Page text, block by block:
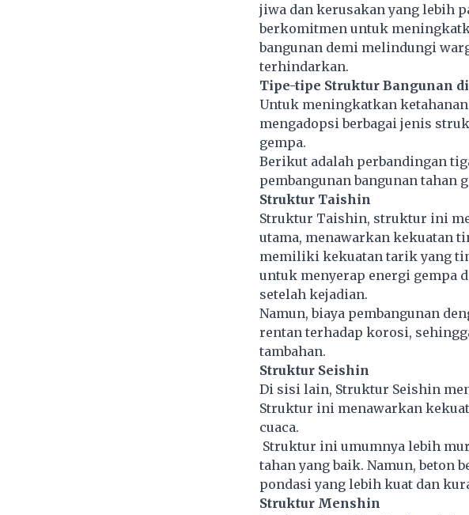
jiwa dan kerusakan yang lebih
berkomitmen untuk
bangunan demi melindungi
terhindarkan.
Tipe-tipe Struktur Bangunan
Untuk meningkatkan
mengadopsi berbagai jenis
gempa.
Berikut adalah perbandingan
pembangunan bangunan tahan
Struktur Taishin
Struktur Taishin, struktur ini
utama, menawarkan kekuatan
memiliki kekuatan tarik yang
untuk menyerap energi gempa
setelah kejadian.
Namun, biaya pembangunan
rentan terhadap korosi,
tambahan.
Struktur Seishin
Di sisi lain, Struktur Seishin
Struktur ini menawarkan
cuaca.
Struktur ini umumnya lebih
tahan yang baik. Namun, beton
pondasi yang lebih kuat dan
Struktur Menshin